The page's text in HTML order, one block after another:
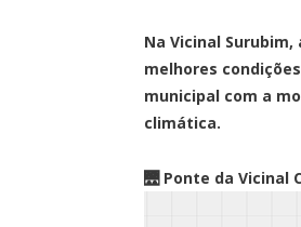
Na Vicinal
melhores
municipal com a
climática.
🌉 Ponte da Vicinal